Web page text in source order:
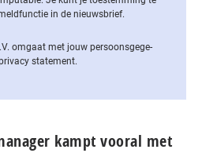
in de nieuwsbrief.
omgaat met jouw per­soons­ge­ge­
statement.
kampt vooral met